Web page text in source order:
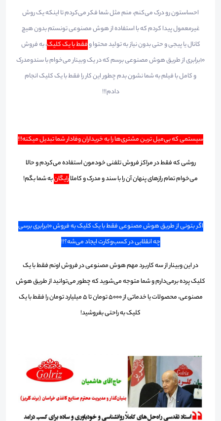
احساستون رو درک می‌کنم، منم مثل شما فکر می‌کردم تا اینکه یک روش
غیرمعمول پیدا کردم که با استفاده از هوش مصنوعی تونستم بدون هیچ
کانال یا پیجی و حتی بدون نیاز به تولید محتوا وفقط با یک کلیک، به فروش
10برابری از طریق هوش مصنوعی برسم که در یک وبینار می‌خوام با سندومدرک
و کامل با فیلم به شما نشون بدم چطور این کار را فقط با یک کلیک انجام
دادم!!!​
سیستمی که بی‌میل ترین مشتری‌ها را به خریداران وفادار شما تبدیل میکنه!!!
روشی که فقط در مراکز فروش تلفنی خودمون استفاده می‌کردم و حالا
می‌خوام تمام راز‌‌‌‌های پنهان آن را با سند و مدرک و کاملارایگانبه شما بگم!
اگر بتونی از طریق هوش مصنوعی فقط با یک کلیک به فروش 10برابری برسی
چه انقلابی در کسب‌و‌‌‌‌‌‌‌کارت ایجاد می‌شه؟!!
در این وبینار از سه کاربرد مهم هوش مصنوعی در فروش اونم فقط با یک
کلیک پرده برمی‌دارم و شما متوجه می‌شوید که چطور می‌توانید از طریق هوش
مصنوعی، محصولات یا خدماتی از 5000 تومان تا 5 میلیارد تومان را فقط با یک
کلیک به راحتی بفروشید!